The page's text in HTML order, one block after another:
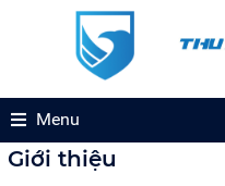
Menu
Giới thiệu